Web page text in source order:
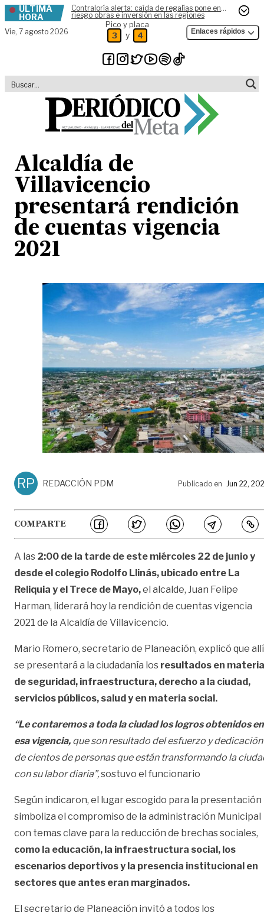
Skip to content
ÚLTIMA
HORA
Contraloría alerta: caída de regalías pone en
riesgo obras e inversión en las regiones
Vie, 7 agosto 2026
Pico y placa
3 y 4 Enlaces rápidos
Alcaldía de
Villavicencio
presentará rendición
de cuentas vigencia
2021
RP REDACCIÓN PDM Publicado en Jun 22,
COMPARTE
A las 2:00 de la tarde de este miércoles 22 de junio y
desde el colegio Rodolfo Llinás, ubicado entre La
Reliquia y el Trece de Mayo,el alcalde, Juan Felipe
Harman, liderará hoy la rendición de cuentas vigencia
2021 de la Alcaldía de Villavicencio.
Mario Romero, secretario de Planeación, explicó que allí
se presentará a la ciudadanía los resultados en materia
de seguridad, infraestructura, derecho a la ciudad,
servicios públicos, salud y en materia social.
“Le contaremos a toda la ciudad los logros obtenidos en
esa vigencia, que son resultado del esfuerzo y dedicación
de cientos de personas que están transformando la
con su labor diaria”,sostuvo el funcionario
Según indicaron, el lugar escogido para la presentación
simboliza el compromiso de la administración Municipal
con temas clave para la reducción de brechas sociales,
como la educación, la infraestructura social, los
escenarios deportivos y la presencia institucional en
sectores que antes eran marginados.
El secretario de Planeación invitó a todos los